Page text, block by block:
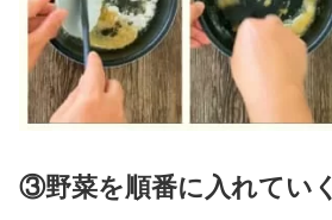
③野菜を順番に入れていく